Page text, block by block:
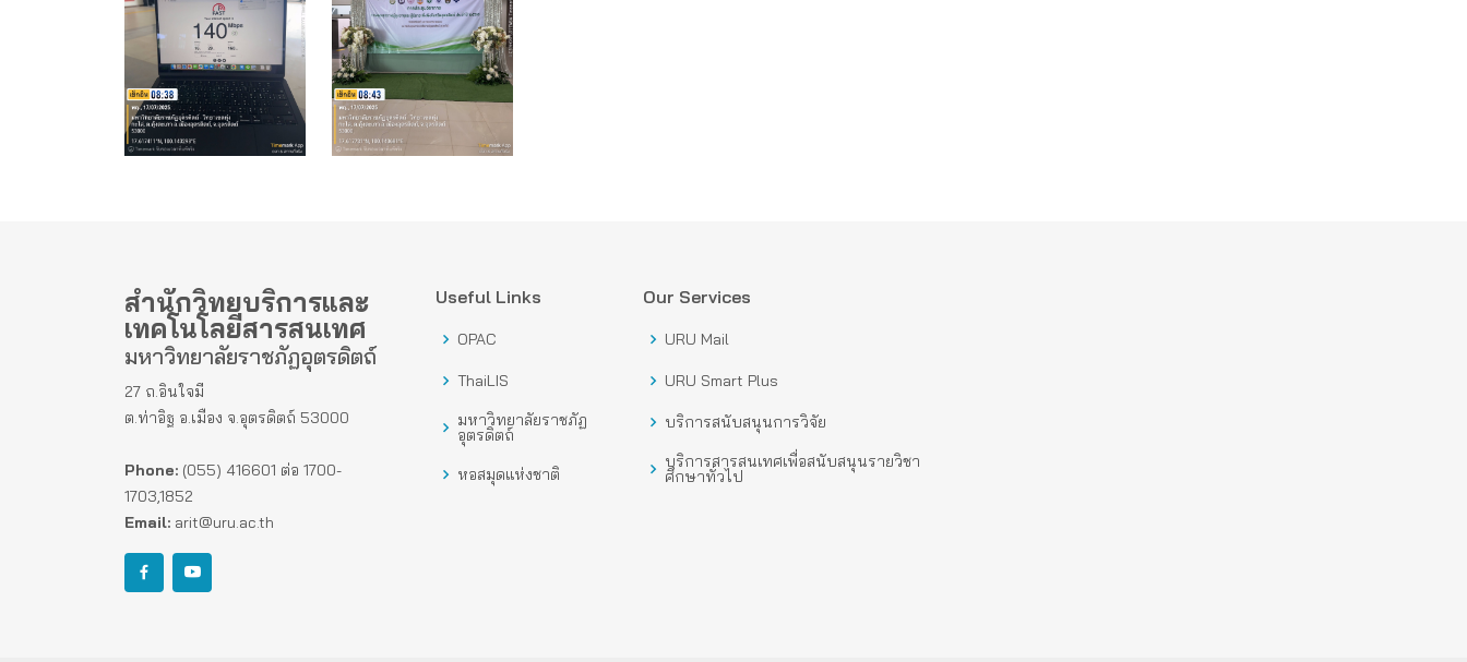
สำนักวิทยบริการและ
เทคโนโลยีสารสนเทศ
มหาวิทยาลัยราชภัฏอุตรดิตถ์
27 ถ.อินใจมี
ต.ท่าอิฐ อ.เมือง จ.อุตรดิตถ์ 53000
Phone: (055) 416601 ต่อ 1700-
1703,1852
Email: arit@uru.ac.th
Useful Links
OPAC
ThaiLIS
มหาวิทยาลัยราชภัฏ
อุตรดิตถ์
หอสมุดแห่งชาติ
Our Services
URU Mail
URU Smart Plus
บริการสนับสนุนการวิจัย
บริการสารสนเทศเพื่อสนับสนุนรายวิชา
ศึกษาทั่วไป